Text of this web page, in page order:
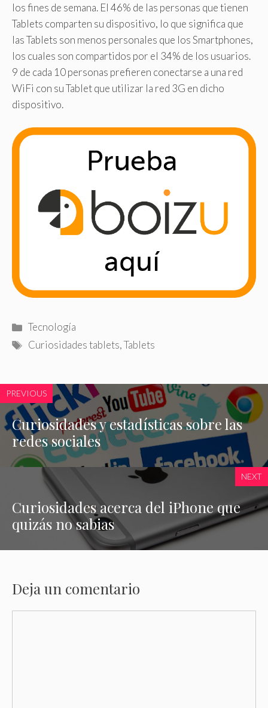
los fines de semana. El 46% de las personas que tienen
Tablets comparten su dispositivo, lo que significa que
las Tablets son menos personales que los Smartphones,
los cuales son compartidos por el 34% de los usuarios.
9 de cada 10 personas prefieren conectarse a una red
WiFi con su Tablet que utilizar la red 3G en dicho
dispositivo.
Categorías
Tecnología
Etiquetas
Curiosidades tablets,Tablets
PREVIOUS
Curiosidades y estadísticas sobre las
redes sociales
NEXT
Curiosidades acerca del iPhone que
quizás no sabias
Deja un comentario